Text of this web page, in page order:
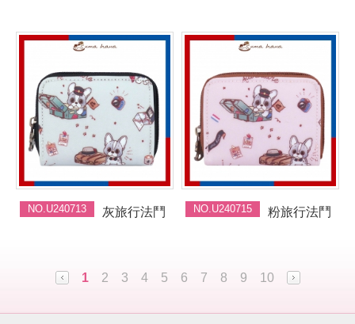
NO.U240713 灰旅行法鬥 NO.U240715 粉旅行法鬥
1 2 3 4 5 6 7 8 9 10